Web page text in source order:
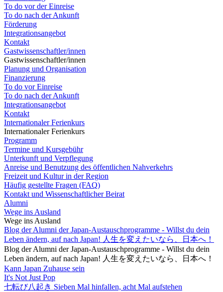
To do vor der Einreise
To do nach der Ankunft
Förderung
Integrationsangebot
Kontakt
Gastwissenschaftler/innen
Gastwissenschaftler/innen
Planung und Organisation
Finanzierung
To do vor Einreise
To do nach der Ankunft
Integrationsangebot
Kontakt
Internationaler Ferienkurs
Internationaler Ferienkurs
Programm
Termine und Kursgebühr
Unterkunft und Verpflegung
Anreise und Benutzung des öffentlichen Nahverkehrs
Freizeit und Kultur in der Region
Häufig gestellte Fragen (FAQ)
Kontakt und Wissenschaftlicher Beirat
Alumni
Wege ins Ausland
Wege ins Ausland
Blog der Alumni der Japan-Austauschprogramme - Willst du dein
Leben ändern, auf nach Japan! 人生を変えたいなら、日本へ！
Blog der Alumni der Japan-Austauschprogramme - Willst du dein
Leben ändern, auf nach Japan! 人生を変えたいなら、日本へ！
Kann Japan Zuhause sein
It's Not Just Pop
七転び八起き Sieben Mal hinfallen, acht Mal aufstehen